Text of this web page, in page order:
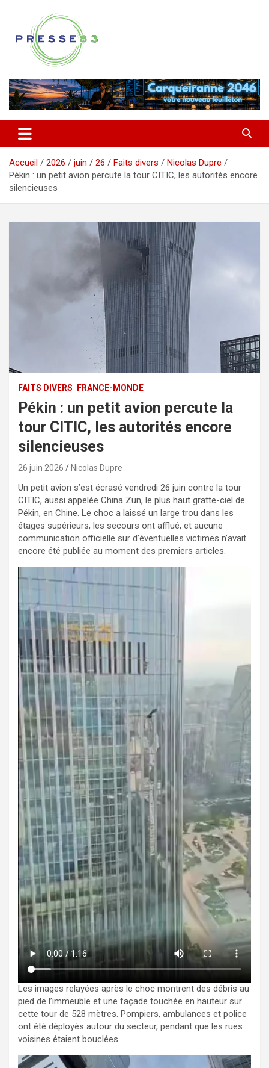
contenu
Presse 83
Accueil 2026 juin 26 Faits divers
Nicolas Dupre
Pékin : un petit avion percute la tour CITIC, les autorités encore
silencieuses
FAITS DIVERS FRANCE-MONDE
Pékin : un petit avion percute la
tour CITIC, les autorités encore
silencieuses
26 juin 2026 Nicolas Dupre
Un petit avion s’est écrasé vendredi 26 juin contre la tour
CITIC, aussi appelée China Zun, le plus haut gratte-ciel de
Pékin, en Chine. Le choc a laissé un large trou dans les
étages supérieurs, les secours ont afflué, et aucune
communication officielle sur d’éventuelles victimes n’avait
encore été publiée au moment des premiers articles.
Les images relayées après le choc montrent des débris au
pied de l’immeuble et une façade touchée en hauteur sur
cette tour de 528 mètres. Pompiers, ambulances et police
ont été déployés autour du secteur, pendant que les rues
voisines étaient bouclées.